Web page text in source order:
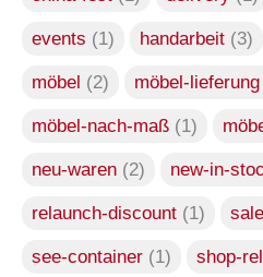
events (1) handarbeit (3)
möbel (2) möbel-lieferung
möbel-nach-maß (1)
neu-waren (2) new-in-
relaunch-discount (1) sale
see-container (1) shop-